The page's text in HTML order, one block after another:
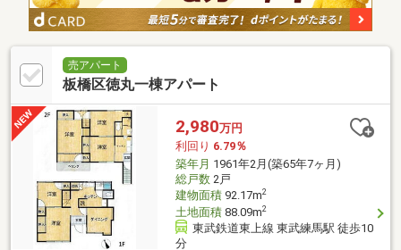
売アパート
板橋区徳丸一棟アパート
2,980万円
利回り 6.79％
築年月 1961年2月(築65年7ヶ月)
総戸数2戸
建物面積92.17m2
土地面積88.09m2
東武鉄道東上線 東武練馬駅 徒歩10
分